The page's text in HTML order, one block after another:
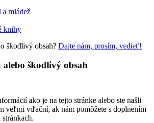
a mládež
knihy
škodlivý obsah? Dajte nám, prosím, vedieť!
škodlivý obsah
ako je na tejto stránke alebo ste našli
veľmi vďační, ak nám pomôžete s doplnením